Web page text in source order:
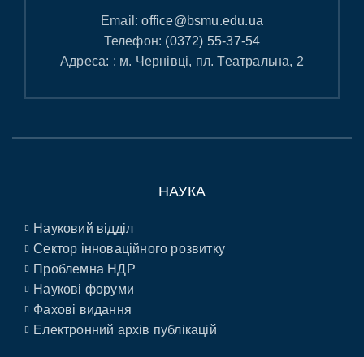
Email:office@bsmu.edu.ua
Телефон: (0372) 55-37-54
Адреса: : м. Чернівці, пл. Театральна, 2
НАУКА
Науковий відділ
Сектор інноваційного розвитку
Проблемна НДР
Наукові форуми
Фахові видання
Електронний архів публікацій